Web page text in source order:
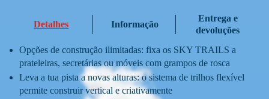
Detalhes Informação
Entrega e
devoluções
Opções de construção ilimitadas: fixa os SKY TRAILS a
prateleiras, secretárias ou móveis com grampos de rosca
Leva a tua pista a novas alturas: o sistema de trilhos flexível
permite construir vertical e criativamente